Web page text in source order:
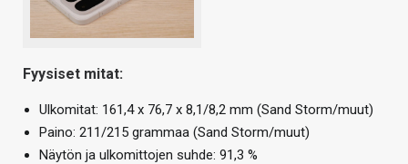
Fyysiset mitat:
Ulkomitat: 161,4 x 76,7 x 8,1/8,2 mm (Sand Storm/muut)
Paino: 211/215 grammaa (Sand Storm/muut)
Näytön ja ulkomittojen suhde: 91,3 %